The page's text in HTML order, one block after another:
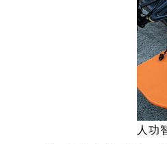
人功